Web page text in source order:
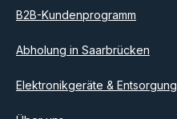
B2B-Kundenprogramm
Abholung in Saarbrücken
Elektronikgeräte & Entsorgung